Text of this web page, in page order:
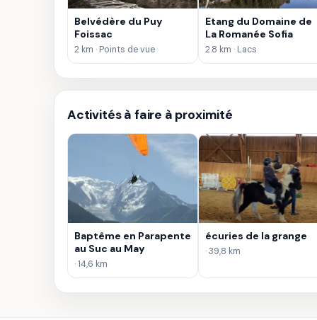
Belvédère du Puy
Foissac
2 km · Points de vue
Etang du Domaine de
La Romanée Sofia
2.8 km · Lacs
Activités à faire à proximité
Baptême en Parapente
au Suc au May
· 14,6 km
écuries de la grange
· 39,8 km